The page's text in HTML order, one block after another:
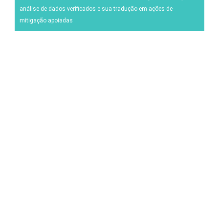
Gestão da Vinha
análise de dados verificados e sua tradução em ações de
mitigação apoiadas